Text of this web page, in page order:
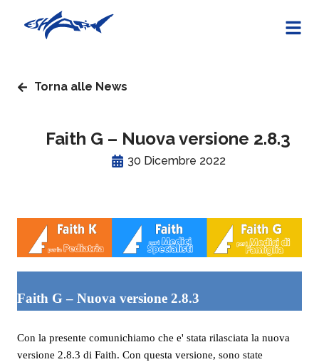
Torna alle News
Faith G – Nuova versione 2.8.3
30 Dicembre 2022
Faith G – Nuova versione 2.8.3
Con la presente comunichiamo che e' stata rilasciata la nuova
versione 2.8.3 di Faith. Con questa versione, sono state